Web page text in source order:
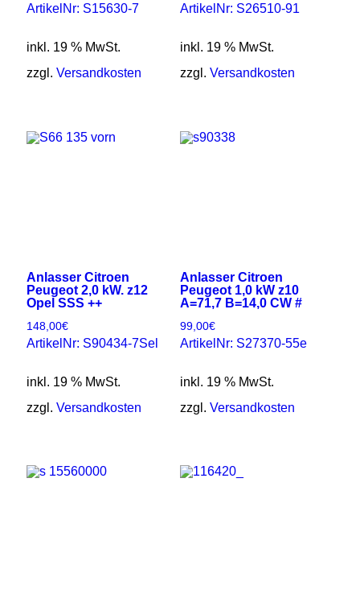
ArtikelNr: S15630-7
inkl. 19 % MwSt.
zzgl. Versandkosten
ArtikelNr: S26510-91
inkl. 19 % MwSt.
zzgl. Versandkosten
Anlasser Citroen
Peugeot 2,0 kW. z12
Opel SSS ++
148,00€
ArtikelNr: S90434-7Sel
inkl. 19 % MwSt.
zzgl. Versandkosten
Anlasser Citroen
Peugeot 1,0 kW z10
A=71,7 B=14,0 CW #
99,00€
ArtikelNr: S27370-55e
inkl. 19 % MwSt.
zzgl. Versandkosten